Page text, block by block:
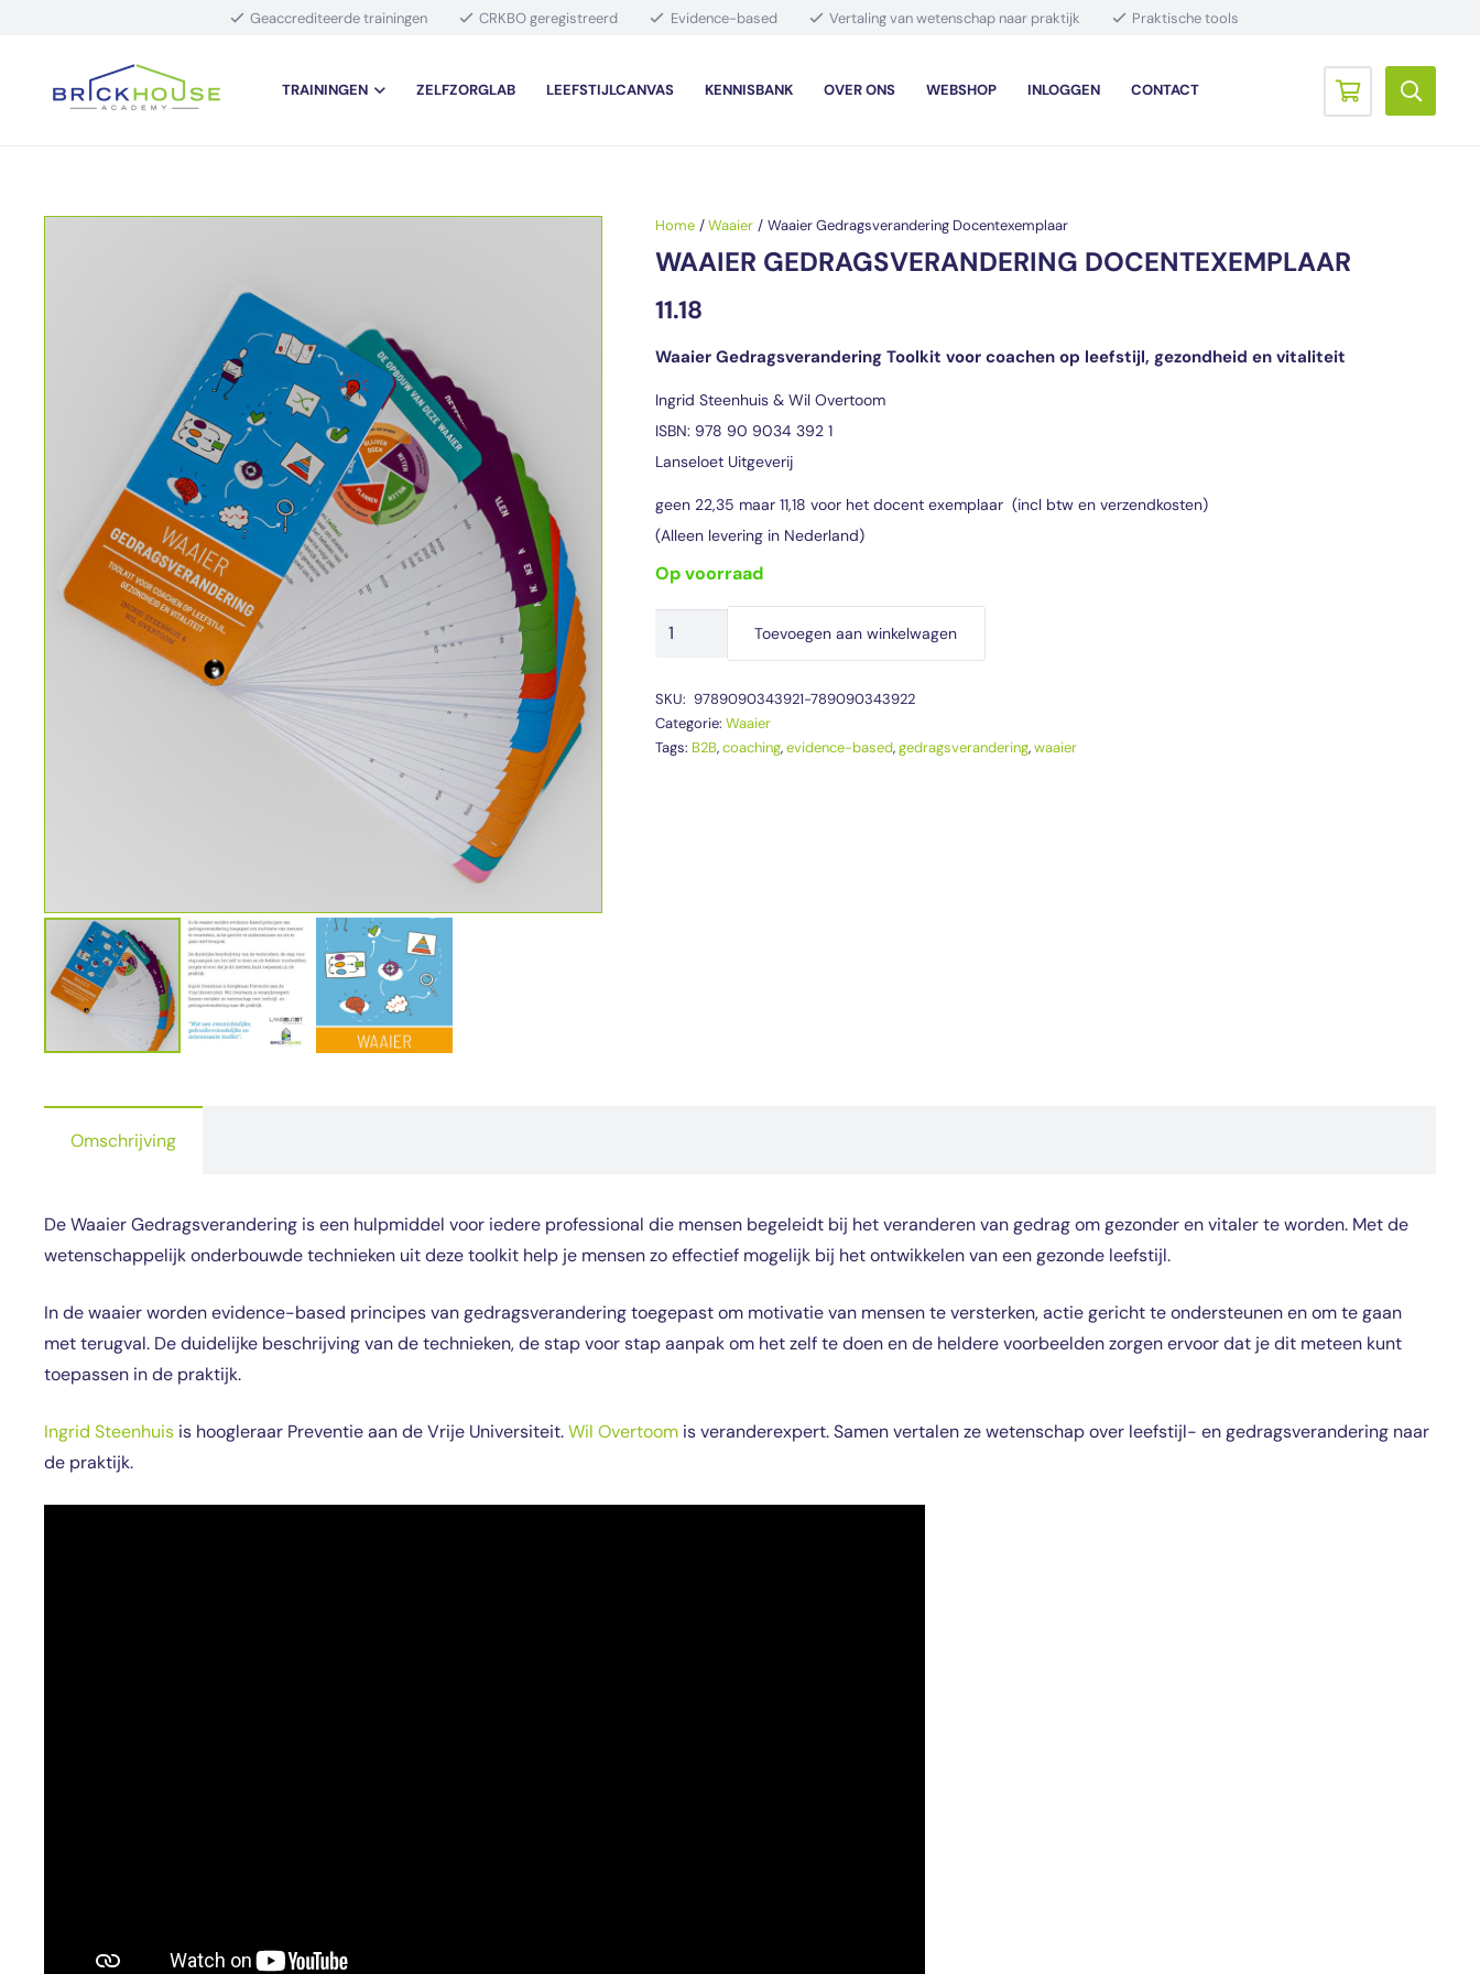
Geaccrediteerde trainingen CRKBO geregistreerd Evidence-based Vertaling van wetenschap naar praktijk Praktische tools
TRAININGEN ZELFZORGLAB LEEFSTIJLCANVAS KENNISBANK OVER ONS WEBSHOP INLOGGEN CONTACT
Home / Waaier / Waaier Gedragsverandering Docentexemplaar
WAAIER GEDRAGSVERANDERING DOCENTEXEMPLAAR
11.18
Waaier Gedragsverandering Toolkit voor coachen op leefstijl, gezondheid en vitaliteit
Ingrid Steenhuis & Wil Overtoom
ISBN: 978 90 9034 392 1
Lanseloet Uitgeverij
geen 22,35 maar 11,18 voor het docent exemplaar (incl btw en verzendkosten)
(Alleen levering in Nederland)
op voorraad
Waaier
aantal
Toevoegen aan winkelwagen
SKU: 9789090343921-789090343922
Categorie: Waaier
Tags: B2B,coaching,evidence-based,gedragsverandering,waaier
Omschrijving
De Waaier Gedragsverandering is een hulpmiddel voor iedere professional die mensen begeleidt bij het veranderen van gedrag om gezonder en vitaler te worden. Met de
wetenschappelijk onderbouwde technieken uit deze toolkit help je mensen zo effectief mogelijk bij het ontwikkelen van een gezonde leefstijl.
In de waaier worden evidence-based principes van gedragsverandering toegepast om motivatie van mensen te versterken, actie gericht te ondersteunen en om te gaan
met terugval. De duidelijke beschrijving van de technieken, de stap voor stap aanpak om het zelf te doen en de heldere voorbeelden zorgen ervoor dat je dit meteen kunt
toepassen in de praktijk.
Ingrid Steenhuis is hoogleraar Preventie aan de Vrije Universiteit.Wil Overtoom is veranderexpert. Samen vertalen ze wetenschap over leefstijl- en gedragsverandering naar
de praktijk.